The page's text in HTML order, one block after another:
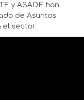
y ASADE han
de Asuntos
el sector.